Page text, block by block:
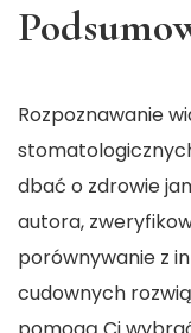
Rozpoznawanie
dbać o zdrowie
autora,
porównywanie z
cudownych